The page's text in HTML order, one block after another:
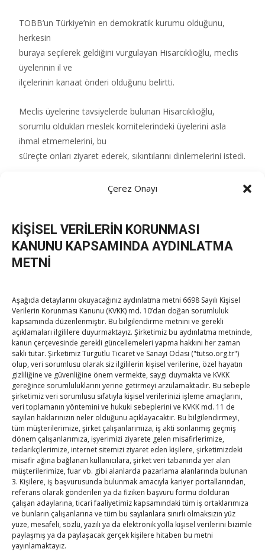
Çerez Onayı
KİŞİSEL VERİLERİN KORUNMASI
KANUNU KAPSAMINDA AYDINLATMA
METNİ
Aşağıda detaylarını okuyacağınız aydınlatma metni 6698 Sayılı Kişisel
Verilerin Korunması Kanunu (KVKK) md. 10’dan doğan sorumluluk
kapsamında düzenlenmiştir. Bu bilgilendirme metnini ve gerekli
açıklamaları ilgililere duyurmaktayız. Şirketimiz bu aydınlatma metninde,
kanun çerçevesinde gerekli güncellemeleri yapma hakkını her zaman
saklı tutar. Şirketimiz Turgutlu Ticaret ve Sanayi Odası ("tutso.org.tr")
olup, veri sorumlusu olarak siz ilgililerin kişisel verilerine, özel hayatın
gizliliğine ve güvenliğine önem vermekte, saygı duymakta ve KVKK
gereğince sorumluluklarını yerine getirmeyi arzulamaktadır. Bu sebeple
şirketimiz veri sorumlusu sıfatıyla kişisel verilerinizi işleme amaçlarını,
veri toplamanın yöntemini ve hukuki sebeplerini ve KVKK md. 11 de
sayılan haklarınızın neler olduğunu açıklayacaktır. Bu bilgilendirmeyi,
tüm müşterilerimize, şirket çalışanlarımıza, iş akti sonlanmış geçmiş
dönem çalışanlarımıza, işyerimizi ziyarete gelen misafirlerimize,
tedarikçilerimize, internet sitemizi ziyaret eden kişilere, şirketimizdeki
misafir ağına bağlanan kullanıcılara, şirket veri tabanında yer alan
müşterilerimize, fuar vb. gibi alanlarda pazarlama alanlarında bulunan
3. Kişilere, iş başvurusunda bulunmak amacıyla kariyer portallarından,
referans olarak gönderilen ya da fiziken başvuru formu dolduran
çalışan adaylarına, ticari faaliyetimiz kapsamındaki tüm iş ortaklarımıza
ve bunların çalışanlarına ve tüm bu sayılanlara sınırlı olmaksızın yüz
yüze, mesafeli, sözlü, yazılı ya da elektronik yolla kişisel verilerini bizimle
paylaşmış ya da paylaşacak gerçek kişilere hitaben bu metni
yayınlamaktayız.
TOBB’un Türkiye’nin en demokratik kurumu olduğunu,
herkesin
buraya seçilerek geldiğini vurgulayan Hisarcıklıoğlu, meclis
üyelerinin il ve
ilçelerinin kanaat önderi olduğunu belirtti.
Meclis üyelerine tavsiyelerde bulunan Hisarcıklıoğlu,
sorumlu oldukları meslek komitelerindeki üyelerini asla
ihmal etmemelerini, bu
süreçte onları ziyaret ederek, sıkıntılarını dinlemelerini istedi.
Hisarcıklıoğlu, birlik ve beraberlik vurgusu yaparak, ortak
Post Views: 295
Post
navigation
←
Çorum TSO heyetinden Hisarcıklıoğlu’na ziyaret
Hisarcıklıoğlu, Moldova Başbakan Yardımcısı Alaiba ile
görüştü
TOBB Son Yazılar
Hisarcıklıoğlu ICCD Genel Sekreteri Khalawi ile görüştü
ByTUTSOon Ağu 7, 2026
Kahramanmaraş Ticaret ve Sanayi Odası’nın yeni
binası hizmete açıldı
ByTUTSOon Ağu 5, 2026